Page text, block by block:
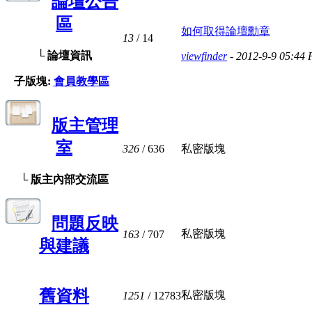
區
└ 論壇資訊
子版塊: 會員教學區
13 / 14
如何取得論壇勳章
viewfinder- 2012-9-9 05:44
版主管理
室
└ 版主內部交流區
326 / 636 私密版塊
問題反映
與建議
163 / 707 私密版塊
舊資料 1251 / 12783私密版塊